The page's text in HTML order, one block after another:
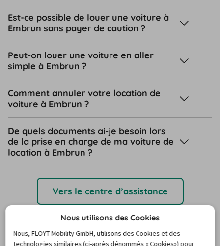
Est-ce possible de louer une voiture à
Embrun sans payer de caution ?
Peut-on louer une voiture en aller
simple à Embrun ?
Comment annuler votre location de
voiture à Embrun ?
De quels documents ai-je besoin lors
de la prise en charge de ma voiture de
location à Embrun ?
Vers le centre d’assistance
Destinations de voyage
Nous utilisons des Cookies
Nous, FLOYT Mobility GmbH, utilisons des Cookies et des
technologies similaires (ci-après dénommés « Cookies») pour